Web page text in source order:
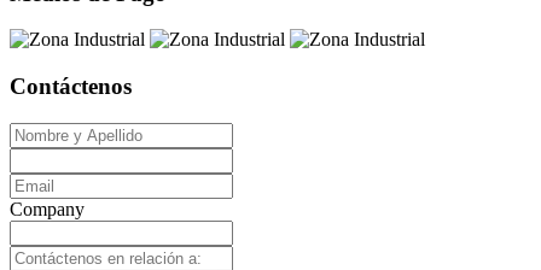
Contáctenos
Company